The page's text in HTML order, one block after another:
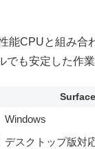
能CPUと組み合
でも安定した作業
Windows
デスクトップ版対